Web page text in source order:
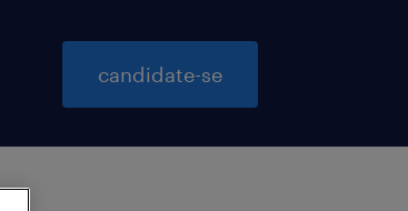
candidate-se